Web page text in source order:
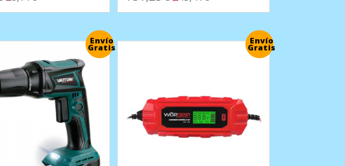
Envío
Gratis
Envío
Gratis